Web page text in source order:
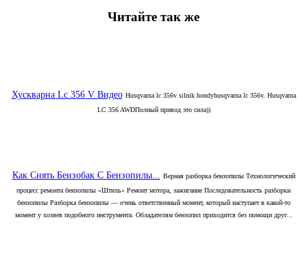
Читайте так же
Хускварна Lc 356 V Видео Husqvarna lc 356v silnik hondyhusqvarna lc 356v. Husqvarna
LC 356 AWDПолный привод это сила))
Как Снять Бензобак С Бензопилы...
Верная разборка бензопилы Технологический
процесс ремонта бензопилы «Штиль» Ремонт мотора, зажигание Последовательность разборки
бензопилы Разборка бензопилы — очень ответственный момент, который наступает в какой-то
момент у хозяев подобного инструмента. Обладателям бензопил приходится без помощи друг...